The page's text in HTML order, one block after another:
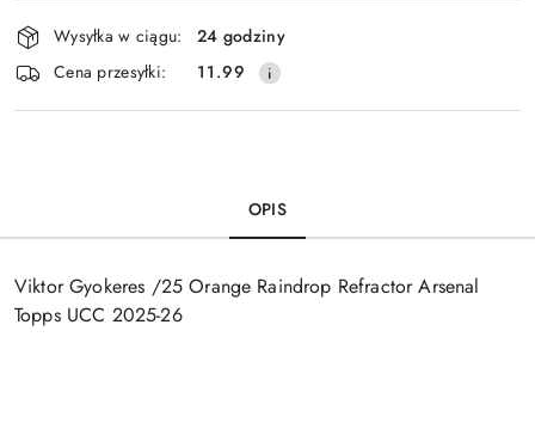
Dostępność
i
dostawa
Wysyłka w ciągu:
24 godziny
Cena przesyłki:
11.99
OPIS
Viktor Gyokeres /25 Orange Raindrop Refractor Arsenal
Topps UCC 2025-26